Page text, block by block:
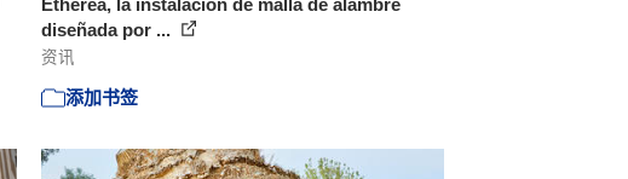
Etherea, la instalación de malla de alambre
diseñada por ...
资讯
添加书签